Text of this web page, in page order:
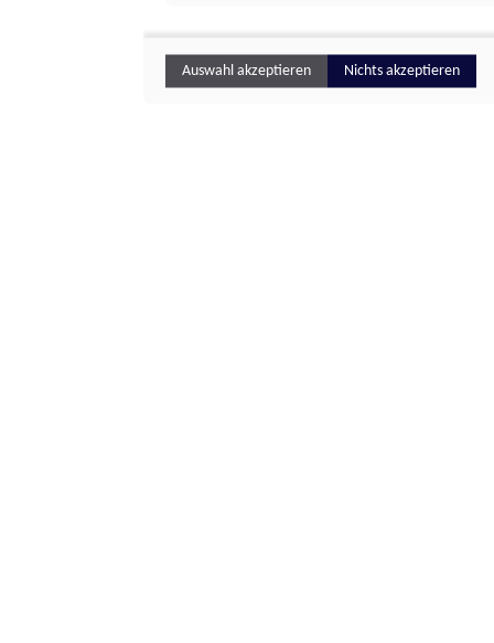
Auswahl akzeptieren Nichts akzeptieren